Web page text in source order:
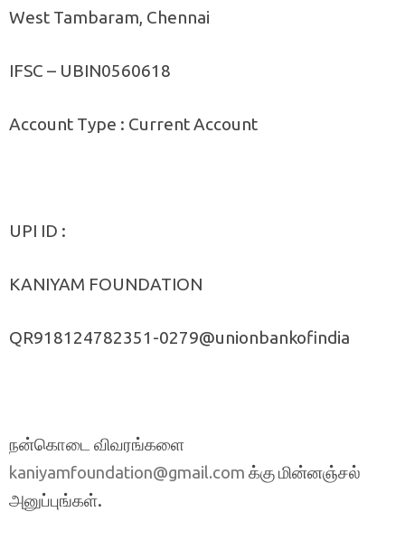
West Tambaram, Chennai
IFSC – UBIN0560618
Account Type : Current Account
UPI ID :
KANIYAM FOUNDATION
QR918124782351-0279@unionbankofindia
நன்கொடை விவரங்களை
kaniyamfoundation@gmail.com க்கு மின்னஞ்சல்
அனுப்புங்கள்.